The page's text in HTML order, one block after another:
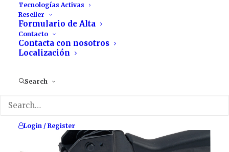
Tecnologías Activas
Reseller
Formulario de Alta
Contacto
Contacta con nosotros
Localización
Search
Login / Register
CRIMPADORA MOD H 180